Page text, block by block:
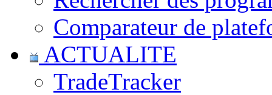
Comparateur de
ACTUALITE
TradeTracker